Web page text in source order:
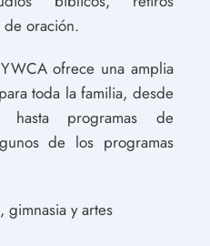
de oración.
ofrece una amplia
toda la familia, desde
hasta programas de
de los programas
gimnasia y artes